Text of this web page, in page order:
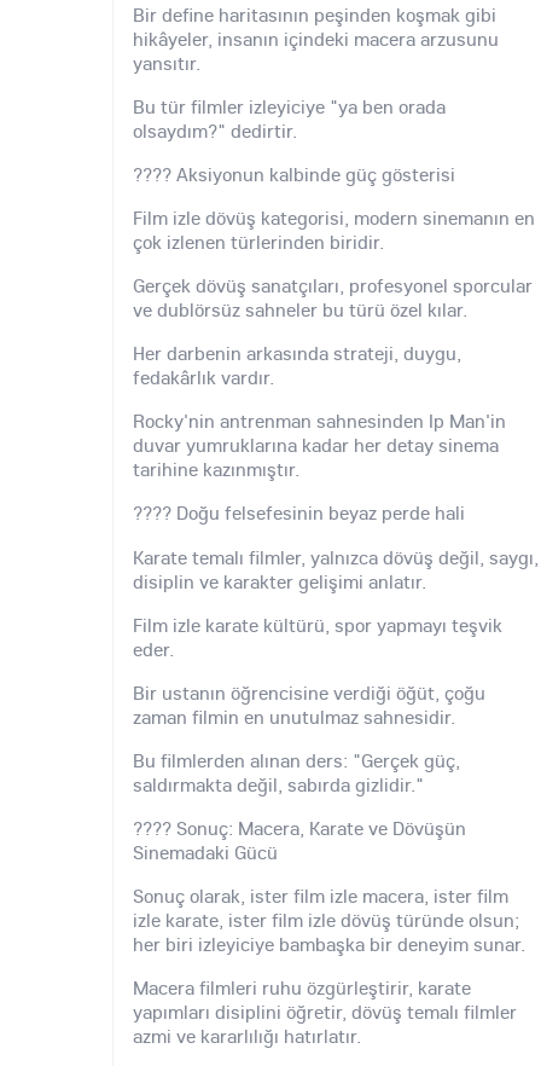
Bir define haritasının peşinden koşmak gibi
hikâyeler, insanın içindeki macera arzusunu
yansıtır.
Bu tür filmler izleyiciye "ya ben orada
olsaydım?" dedirtir.
???? Aksiyonun kalbinde güç gösterisi
Film izle dövüş kategorisi, modern sinemanın en
çok izlenen türlerinden biridir.
Gerçek dövüş sanatçıları, profesyonel sporcular
ve dublörsüz sahneler bu türü özel kılar.
Her darbenin arkasında strateji, duygu,
fedakârlık vardır.
Rocky'nin antrenman sahnesinden Ip Man'in
duvar yumruklarına kadar her detay sinema
tarihine kazınmıştır.
???? Doğu felsefesinin beyaz perde hali
Karate temalı filmler, yalnızca dövüş değil, saygı,
disiplin ve karakter gelişimi anlatır.
Film izle karate kültürü, spor yapmayı teşvik
eder.
Bir ustanın öğrencisine verdiği öğüt, çoğu
zaman filmin en unutulmaz sahnesidir.
Bu filmlerden alınan ders: "Gerçek güç,
saldırmakta değil, sabırda gizlidir."
???? Sonuç: Macera, Karate ve Dövüşün
Sinemadaki Gücü
Sonuç olarak, ister film izle macera, ister film
izle karate, ister film izle dövüş türünde olsun;
her biri izleyiciye bambaşka bir deneyim sunar.
Macera filmleri ruhu özgürleştirir, karate
yapımları disiplini öğretir, dövüş temalı filmler
azmi ve kararlılığı hatırlatır.